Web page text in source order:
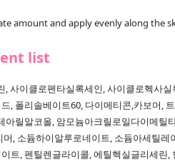
amount and apply evenly along the
list
, 사이클로펜타실록세인, 사이클로헥사
, 폴리솔베이트60, 다이메티콘,카보머,
아릴알코올, 암모늄아크릴로일다이메
머, 소듐하이알루로네이트, 소듐아세틸
트, 펜틸렌글라이콜, 에틸헥실글리세린